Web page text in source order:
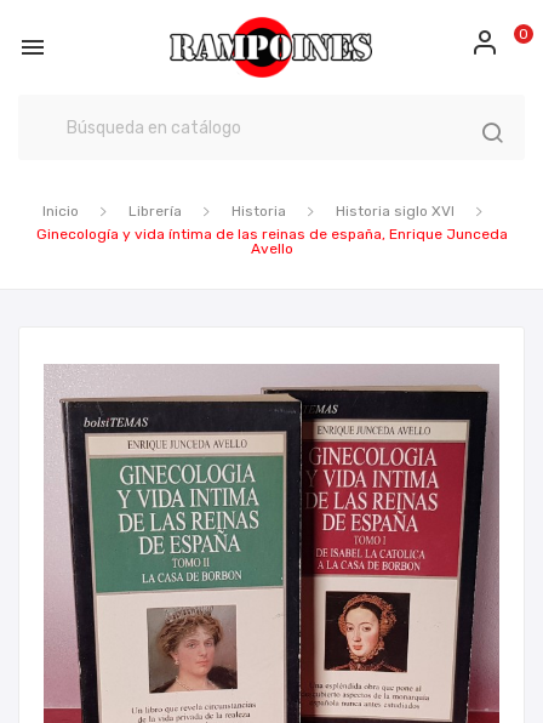
 0
Inicio Librería Historia
Historia siglo XVI
Ginecología y vida íntima de las reinas de españa, Enrique Junceda
Avello